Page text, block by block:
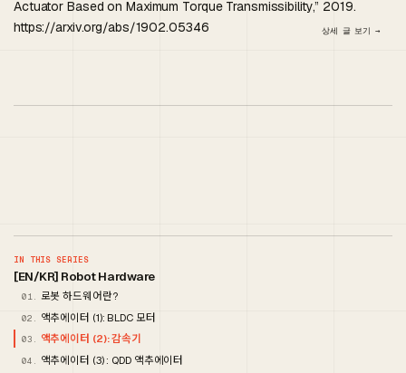
상세 글 보기 →
Actuator Based on Maximum Torque Transmissibility,” 2019.
https://arxiv.org/abs/1902.05346
IN THIS SERIES
[EN/KR] Robot Hardware
01. 로봇 하드웨어란?
02. 액추에이터 (1): BLDC 모터
03. 액추에이터 (2): 감속기
04. 액추에이터 (3) : QDD 액추에이터